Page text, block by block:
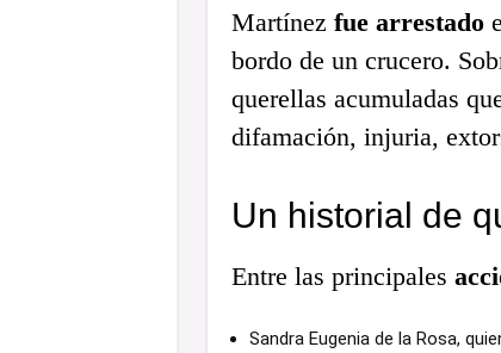
Martínez fue arrestado
bordo de un crucero.
querellas acumuladas
difamación, injuria,
Un historial de
Entre las principales
Sandra Eugenia de la Rosa,